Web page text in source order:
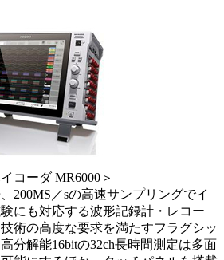
コーダ MR6000＞
200MS／sの高速サンプリングでイ
にも対応する波形記録計・レコー
術の高度な要求を満たすフラグシッ
分解能16bitの32ch長時間測定は多面